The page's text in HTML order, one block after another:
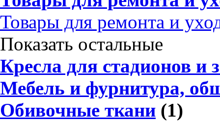
Товары для ремонта и
Показать остальные
Кресла для стадионов и
Мебель и фурнитура,
Обивочные ткани (1)